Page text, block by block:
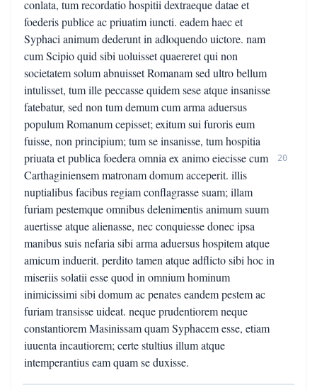
conlata, tum recordatio hospitii dextraeque datae et
foederis publice ac priuatim iuncti. eadem haec et
Syphaci animum dederunt in adloquendo uictore. nam
cum Scipio quid sibi uoluisset quaereret qui non
societatem solum abnuisset Romanam sed ultro bellum
intulisset, tum ille peccasse quidem sese atque insanisse
fatebatur, sed non tum demum cum arma aduersus
populum Romanum cepisset; exitum sui furoris eum
fuisse, non principium; tum se insanisse, tum hospitia
priuata et publica foedera omnia ex animo eiecisse cum
Carthaginiensem matronam domum acceperit. illis
nuptialibus facibus regiam conflagrasse suam; illam
furiam pestemque omnibus delenimentis animum suum
auertisse atque alienasse, nec conquiesse donec ipsa
manibus suis nefaria sibi arma aduersus hospitem atque
amicum induerit. perdito tamen atque adflicto sibi hoc in
miseriis solatii esse quod in omnium hominum
inimicissimi sibi domum ac penates eandem pestem ac
furiam transisse uideat. neque prudentiorem neque
constantiorem Masinissam quam Syphacem esse, etiam
iuuenta incautiorem; certe stultius illum atque
intemperantius eam quam se duxisse.
20